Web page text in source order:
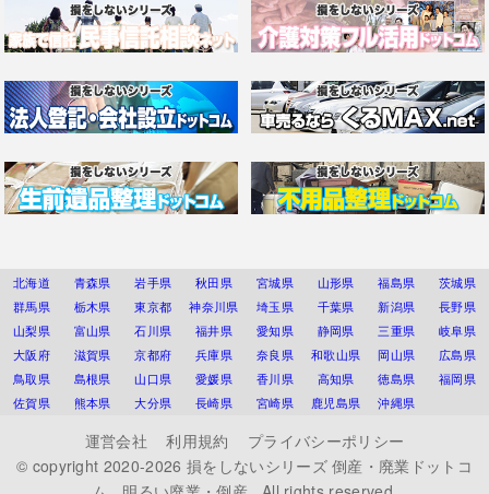
北海道 青森県 岩手県 秋田県 宮城県 山形県 福島県
茨城県
群馬県
栃木県 東京都 神奈川県 埼玉県 千葉県 新潟県
長野県
山梨県
富山県 石川県 福井県 愛知県 静岡県 三重県
岐阜県
大阪府
滋賀県 京都府 兵庫県 奈良県 和歌山県 岡山県
広島県
鳥取県
島根県 山口県 愛媛県 香川県 高知県 徳島県
福岡県
佐賀県
熊本県 大分県 長崎県 宮崎県 鹿児島県 沖縄県
運営会社 利用規約
プライバシーポリシー
© copyright 2020-2026 損をしないシリーズ 倒産・廃業ドットコ